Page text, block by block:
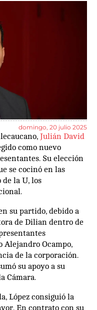
domingo, 20 julio 2025
Julián David
como nuevo
Su elección
se cocinó en las
la U, los
su partido, debido a
de Dilian dentro de
Alejandro Ocampo,
de la corporación.
su apoyo a su
Cámara.
López consiguió la
En contrato con su